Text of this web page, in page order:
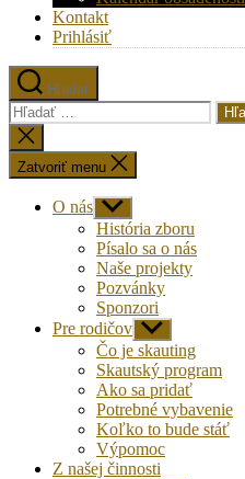
Kontakt
Prihlásiť
Hľadať
Vyhľadať:
Zatvoriť
vyhľadávanie
Zatvoriť menu
O nás Zobraziť
druhú
úroveň
navigácie
História zboru
Písalo sa o nás
Naše projekty
Pozvánky
Sponzori
Pre rodičov Zobraziť
druhú
úroveň
navigácie
Čo je skauting
Skautský program
Ako sa pridať
Potrebné vybavenie
Koľko to bude stáť
Výpomoc
Z našej činnosti